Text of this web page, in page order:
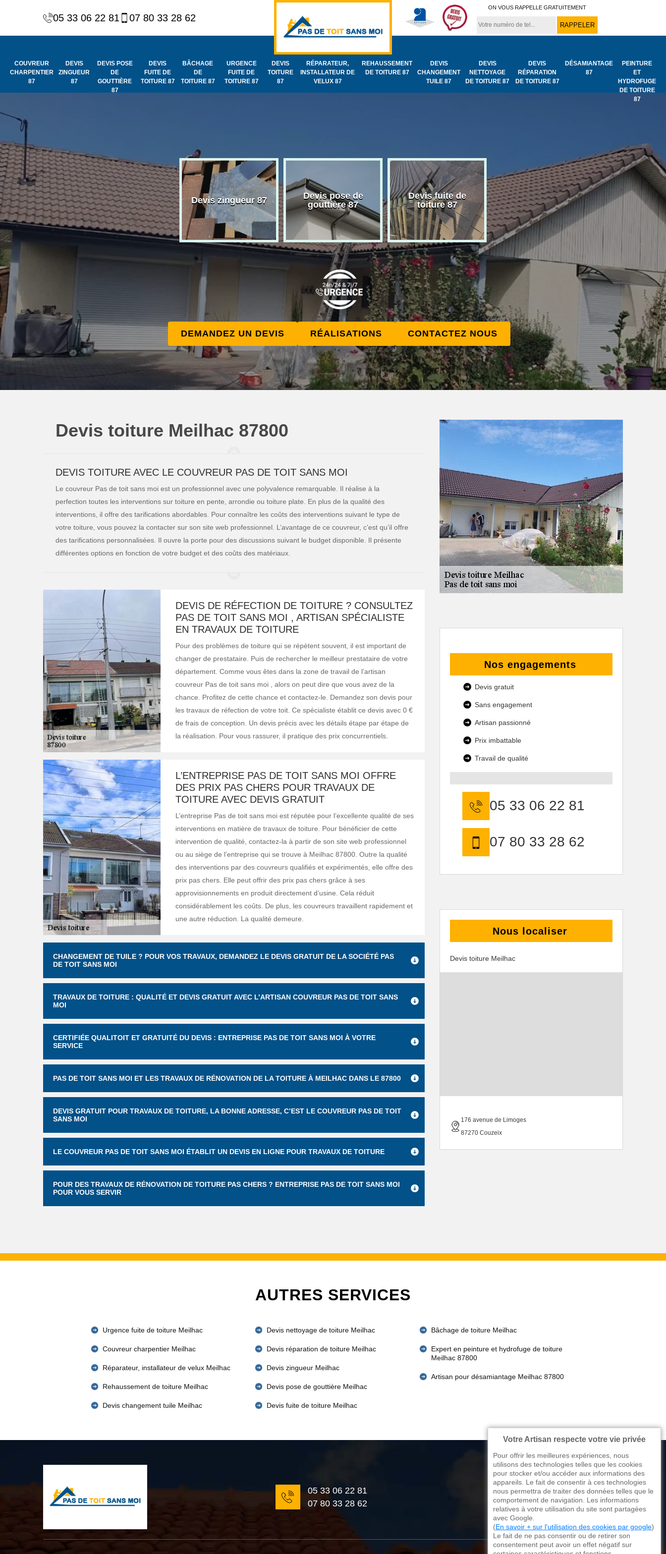
05 33 06 22 81 07 80 33 28 62
ON VOUS RAPPELLE GRATUITEMENT
COUVREUR
CHARPENTIER
87
DEVIS
ZINGUEUR
87
DEVIS POSE
DE
GOUTTIÈRE
87
DEVIS
FUITE DE
TOITURE 87
BÂCHAGE
DE
TOITURE 87
URGENCE
FUITE DE
TOITURE 87
DEVIS
TOITURE
87
RÉPARATEUR,
INSTALLATEUR DE
VELUX 87
REHAUSSEMENT
DE TOITURE 87
DEVIS
CHANGEMENT
TUILE 87
DEVIS
NETTOYAGE
DE TOITURE 87
DEVIS
RÉPARATION
DE TOITURE 87
DÉSAMIANTAGE
87
PEINTURE
ET
HYDROFUGE
DE TOITURE
87
et
de
toiture 87
Couvreur
charpentier 87
Devis zingueur 87
Devis pose de
gouttière 87
Devis fuite de
toiture 87
Bâchage de toiture
87
Urgence
toiture 87
DEMANDEZ UN DEVIS RÉALISATIONS CONTACTEZ NOUS
Devis toiture Meilhac 87800
DEVIS TOITURE AVEC LE COUVREUR PAS DE TOIT SANS MOI
Le couvreur Pas de toit sans moi est un professionnel avec une polyvalence remarquable. Il réalise à la
perfection toutes les interventions sur toiture en pente, arrondie ou toiture plate. En plus de la qualité des
interventions, il offre des tarifications abordables. Pour connaître les coûts des interventions suivant le type de
votre toiture, vous pouvez la contacter sur son site web professionnel. L’avantage de ce couvreur, c’est qu’il offre
des tarifications personnalisées. Il ouvre la porte pour des discussions suivant le budget disponible. Il présente
différentes options en fonction de votre budget et des coûts des matériaux.
DEVIS DE RÉFECTION DE TOITURE ? CONSULTEZ
PAS DE TOIT SANS MOI , ARTISAN SPÉCIALISTE
EN TRAVAUX DE TOITURE
Pour des problèmes de toiture qui se répètent souvent, il est important de
changer de prestataire. Puis de rechercher le meilleur prestataire de votre
département. Comme vous êtes dans la zone de travail de l’artisan
couvreur Pas de toit sans moi , alors on peut dire que vous avez de la
chance. Profitez de cette chance et contactez-le. Demandez son devis pour
les travaux de réfection de votre toit. Ce spécialiste établit ce devis avec 0 €
de frais de conception. Un devis précis avec les détails étape par étape de
la réalisation. Pour vous rassurer, il pratique des prix concurrentiels.
L’ENTREPRISE PAS DE TOIT SANS MOI OFFRE
DES PRIX PAS CHERS POUR TRAVAUX DE
TOITURE AVEC DEVIS GRATUIT
L’entreprise Pas de toit sans moi est réputée pour l’excellente qualité de ses
interventions en matière de travaux de toiture. Pour bénéficier de cette
intervention de qualité, contactez-la à partir de son site web professionnel
ou au siège de l’entreprise qui se trouve à Meilhac 87800. Outre la qualité
des interventions par des couvreurs qualifiés et expérimentés, elle offre des
prix pas chers. Elle peut offrir des prix pas chers grâce à ses
approvisionnements en produit directement d’usine. Cela réduit
considérablement les coûts. De plus, les couvreurs travaillent rapidement et
une autre réduction. La qualité demeure.
CHANGEMENT DE TUILE ? POUR VOS TRAVAUX, DEMANDEZ LE DEVIS GRATUIT DE LA SOCIÉTÉ PAS
DE TOIT SANS MOI
TRAVAUX DE TOITURE : QUALITÉ ET DEVIS GRATUIT AVEC L’ARTISAN COUVREUR PAS DE TOIT SANS
MOI
CERTIFIÉE QUALITOIT ET GRATUITÉ DU DEVIS : ENTREPRISE PAS DE TOIT SANS MOI À VOTRE
SERVICE
PAS DE TOIT SANS MOI ET LES TRAVAUX DE RÉNOVATION DE LA TOITURE À MEILHAC DANS LE 87800
DEVIS GRATUIT POUR TRAVAUX DE TOITURE, LA BONNE ADRESSE, C’EST LE COUVREUR PAS DE TOIT
SANS MOI
LE COUVREUR PAS DE TOIT SANS MOI ÉTABLIT UN DEVIS EN LIGNE POUR TRAVAUX DE TOITURE
POUR DES TRAVAUX DE RÉNOVATION DE TOITURE PAS CHERS ? ENTREPRISE PAS DE TOIT SANS MOI
POUR VOUS SERVIR
Nos engagements
Devis gratuit
Sans engagement
Artisan passionné
Prix imbattable
Travail de qualité
05 33 06 22 81
07 80 33 28 62
Nous localiser
Devis toiture Meilhac
176 avenue de Limoges
87270 Couzeix
AUTRES SERVICES
Urgence fuite de toiture Meilhac
Couvreur charpentier Meilhac
Réparateur, installateur de velux Meilhac
Rehaussement de toiture Meilhac
Devis changement tuile Meilhac
Devis nettoyage de toiture Meilhac
Devis réparation de toiture Meilhac
Devis zingueur Meilhac
Devis pose de gouttière Meilhac
Devis fuite de toiture Meilhac
Bâchage de toiture Meilhac
Expert en peinture et hydrofuge de toiture
Meilhac 87800
Artisan pour désamiantage Meilhac 87800
05 33 06 22 81
07 80 33 28 62
176 avenue de Limoges
87270 Couzeix
Votre Artisan respecte votre vie privée
Pour offrir les meilleures expériences, nous
utilisons des technologies telles que les cookies
pour stocker et/ou accéder aux informations des
appareils. Le fait de consentir à ces technologies
nous permettra de traiter des données telles que le
comportement de navigation. Les informations
relatives à votre utilisation du site sont partagées
avec Google.
(En savoir + sur l'utilisation des cookies par google)
Le fait de ne pas consentir ou de retirer son
consentement peut avoir un effet négatif sur